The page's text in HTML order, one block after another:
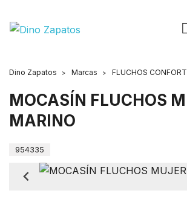
Dino Zapatos Marcas FLUCHOS
MOCASÍN FLUCHOS
MARINO
954335